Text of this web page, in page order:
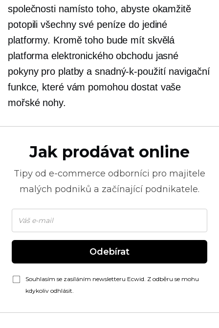
společnosti namísto toho, abyste okamžitě
potopili všechny své peníze do jediné
platformy. Kromě toho bude mít skvělá
platforma elektronického obchodu jasné
pokyny pro platby a snadný-k-použitínavigační
funkce, které vám pomohou dostat vaše
mořské nohy.
Jak prodávat online
Tipy od e-commerce odborníci pro majitele
malých podniků a začínající podnikatele.
Odebírat
Souhlasím se zasíláním newsletteru Ecwid. Z odběru se mohu
kdykoliv odhlásit.